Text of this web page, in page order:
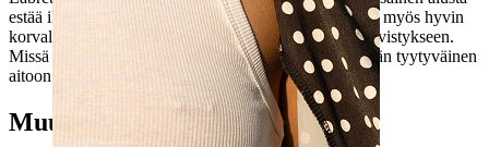
estää ikenien ja hampaiden vahingoittumisen. Se sopii myös hyvin
korvalävistyksiin, kuten helix-, tragus- tai korvalehtilävistykseen.
Missä ikinä sitä pidätkin, tulet varmasti olemaan pitkään tyytyväinen
aitoon titaaniseen koruusi.
Muut ostivat myös